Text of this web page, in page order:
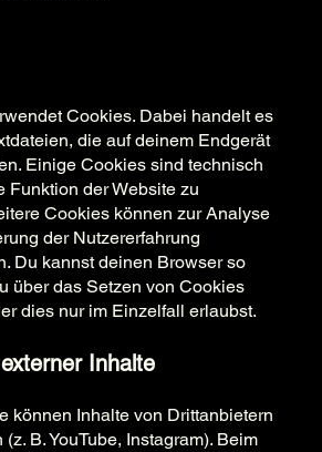
Cookies. Dabei handelt es
die auf deinem Endgerät
Einige Cookies sind technisch
Funktion der Website zu
Cookies können zur Analyse
der Nutzererfahrung
Du kannst deinen Browser so
über das Setzen von Cookies
dies nur im Einzelfall erlaubst.
Inhalte
können Inhalte von Drittanbietern
B. YouTube, Instagram). Beim